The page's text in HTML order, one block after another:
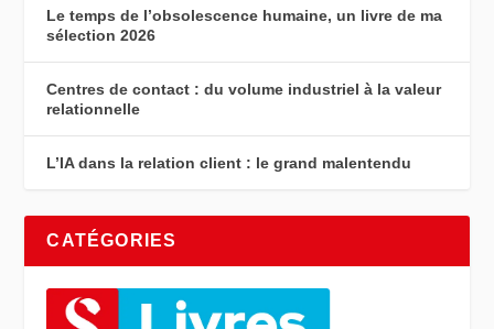
Le temps de l’obsolescence humaine, un livre de ma
sélection 2026
Centres de contact : du volume industriel à la valeur
relationnelle
L’IA dans la relation client : le grand malentendu
CATÉGORIES